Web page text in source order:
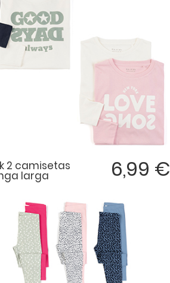
2 camisetas
larga 6,99 €